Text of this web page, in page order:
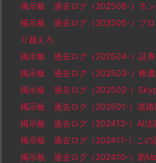
掲示板 過去ログ（202506-）モン
掲示板 過去ログ（202505-）プロ
り越えろ
掲示板 過去ログ（202504-）証券
掲示板 過去ログ（202503-）株価
掲示板 過去ログ（202502-）
掲示板 過去ログ（202501-）道路
掲示板 過去ログ（202412-）AI法
掲示板 過去ログ（202411-）この
掲示板 過去ログ（202410-）新